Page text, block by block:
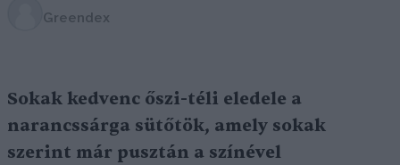
Greendex
Sokak kedvenc őszi-téli eledele a
narancssárga sütőtök, amely sokak
szerint már pusztán a színével